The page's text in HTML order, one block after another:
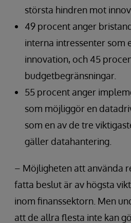
största hindren mot
49 procent anger
interna intressenter som
innovation, och 45
budgetbegränsningar.
55 procent anger
som möjliggör en
som en av de tre
gäller datahantering.
– Möjligheten att använda
fatta beslut är av högsta
inom finanssektorn. Men
att de allra flesta inte kan